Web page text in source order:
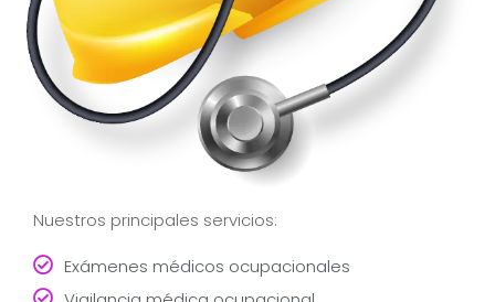
Nuestros principales servicios:
Exámenes médicos ocupacionales